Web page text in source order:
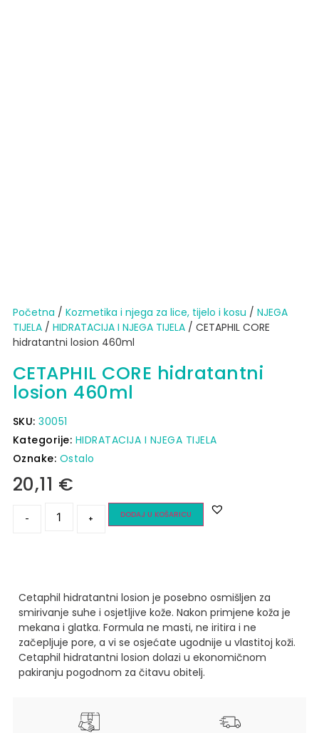
Početna / Kozmetika i njega za lice, tijelo i kosu / NJEGA
TIJELA/ HIDRATACIJA I NJEGA TIJELA/ CETAPHIL CORE
hidratantni losion 460ml
CETAPHIL CORE hidratantni
losion 460ml
SKU:30051
Kategorije: HIDRATACIJA I NJEGA TIJELA
Oznake: Ostalo
20,11 €
- + DODAJ U KOŠARICU
Cetaphil hidratantni losion je posebno osmišljen za
smirivanje suhe i osjetljive kože. Nakon primjene koža je
mekana i glatka. Formula ne masti, ne iritira i ne
začepljuje pore, a vi se osjećate ugodnije u vlastitoj koži.
Cetaphil hidratantni losion dolazi u ekonomičnom
pakiranju pogodnom za čitavu obitelj.